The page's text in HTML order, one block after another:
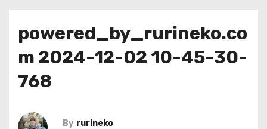
powered_by_rurineko.co
m 2024-12-02 10-45-30-
768
By rurineko